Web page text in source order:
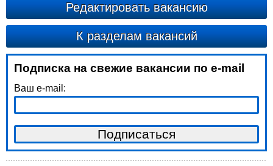
Редактировать вакансию
К разделам вакансий
Подписка на свежие вакансии по e-mail
Ваш e-mail: